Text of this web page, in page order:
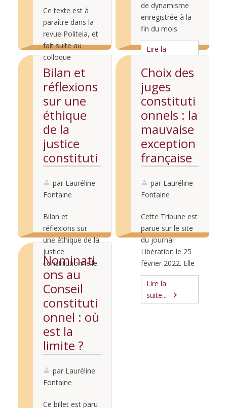
Ce texte est à
paraître dans la
revue Politeia, et
fait suite au
colloque
organisé par
Diane Boisseau
et Guilhem Baldy
à l’Université de
Lyon III sur « La
violence en droit
constitutionnel »
le 6 février 2025.
Imaginaire et
constitutionnalis
me au prisme de
Lauréline
Fontaine Le droit
constitutionnel
charrie un
ensemble …
Lire la
suite...
de dynamisme
enregistrée à la
fin du mois
d’août 2023 et
diffusée à partir
d’octobre sur
différentes ondes
locales, en
France mais pas
seulement !
Bonne écoute
Lire la
Bilan et
réflexions
sur une
éthique
de la
justice
constituti
onnelle
par Lauréline
Fontaine
Bilan et
réflexions sur
une éthique de la
justice
constitutionnelle
à la lumière de ce
qu’en font et de
ce qu’en disent
ses acteurs. Que
doit-on attendre
d’une réforme –
nécessaire – du
conseil
constitutionnel ?
Cette étude
l’ouvrage dirigé
Lire la
suite...
Choix des
juges
constituti
onnels : la
mauvaise
exception
française
par Lauréline
Fontaine
Cette Tribune est
parue sur le site
du journal
Libération le 25
février 2022. Elle
fait suite au billet
publié sur le blog
de Mediapart le
Lire la
suite...
Nominati
ons au
Conseil
constituti
onnel : où
est la
limite ?
par Lauréline
Fontaine
Ce billet est paru